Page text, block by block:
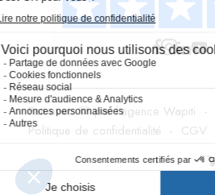
Fait avec 💛 par l’agence Wapiti -
Politique de confidentialité - CGV